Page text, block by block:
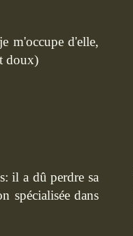
m'occupe d'elle,
doux)
il a dû perdre sa
spécialisée dans